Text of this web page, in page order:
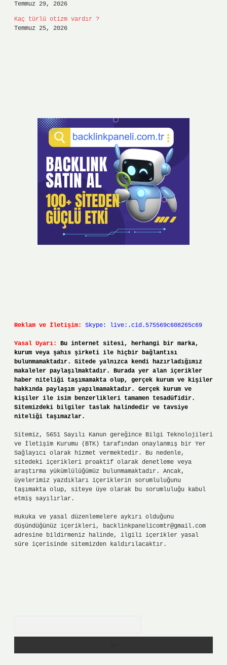
Temmuz 29, 2026
Kaç türlü otizm vardır ?
Temmuz 25, 2026
Reklam ve İletişim: Skype: live:.cid.575569c608265c69
Yasal Uyarı:
Bu internet sitesi, herhangi bir marka,
kurum veya şahıs şirketi ile hiçbir bağlantısı
bulunmamaktadır. Sitede yalnızca kendi hazırladığımız
makaleler paylaşılmaktadır. Burada yer alan içerikler
haber niteliği taşımamakta olup, gerçek kurum ve kişiler
hakkında paylaşım yapılmamaktadır. Gerçek kurum ve
kişiler ile isim benzerlikleri tamamen tesadüfidir.
Sitemizdeki bilgiler taslak halindedir ve tavsiye
niteliği taşımazlar.
Sitemiz, 5651 Sayılı Kanun gereğince Bilgi Teknolojileri
ve İletişim Kurumu (BTK) tarafından onaylanmış bir Yer
Sağlayıcı olarak hizmet vermektedir. Bu nedenle,
sitedeki içerikleri proaktif olarak denetleme veya
araştırma yükümlülüğümüz bulunmamaktadır. Ancak,
üyelerimiz yazdıkları içeriklerin sorumluluğunu
taşımakta olup, siteye üye olarak bu sorumluluğu kabul
etmiş sayılırlar.
Hukuka ve yasal düzenlemelere aykırı olduğunu
düşündüğünüz içerikleri, backlinkpanelicomtr@gmail.com
adresine bildirmeniz halinde, ilgili içerikler yasal
süre içerisinde sitemizden kaldırılacaktır.